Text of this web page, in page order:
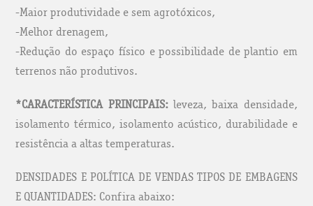
-Maior produtividade e sem agrotóxicos,
-Melhor drenagem,
-Redução do espaço físico e possibilidade de plantio em
terrenos não produtivos.
*CARACTERÍSTICA PRINCIPAIS:leveza, baixa densidade,
isolamento térmico, isolamento acústico, durabilidade e
resistência a altas temperaturas.
DENSIDADES E POLÍTICA DE VENDAS TIPOS DE EMBAGENS
E QUANTIDADES: Confira abaixo: